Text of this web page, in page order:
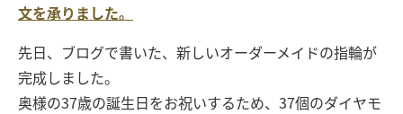
文を承りました。
先日、ブログで書いた、新しいオーダーメイドの指輪が
完成しました。
奥様の37歳の誕生日をお祝いするため、37個のダイヤモ